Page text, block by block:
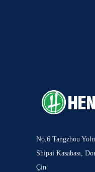
No.6 Tangzhou
Shipai Kasabası,
Çin